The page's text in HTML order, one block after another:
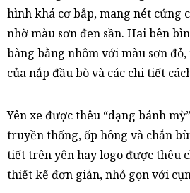
hình khá cơ bắp, mang nét cứng
nhờ màu sơn đen sần. Hai bên
bàng bằng nhôm với màu sơn
của nắp đầu bò và các chi tiết
Yên xe được thêu “dạng bánh
truyền thống, ốp hông và chắn
tiết trên yên hay logo được thêu
thiết kế đơn giản, nhỏ gọn với